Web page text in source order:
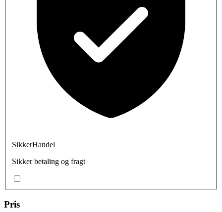
SikkerHandel
Sikker betaling og fragt
Pris